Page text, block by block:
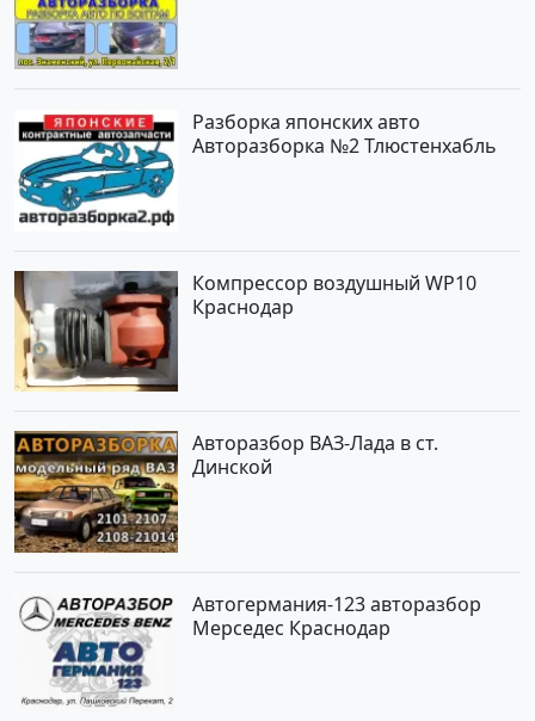
Разборка японских авто
Авторазборка №2 Тлюстенхабль
Компрессор воздушный WP10
Краснодар
Авторазбор ВАЗ-Лада в ст.
Динской
Автогермания-123 авторазбор
Мерседес Краснодар